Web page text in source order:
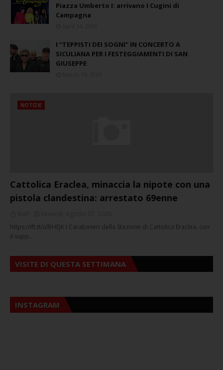
Piazza Umberto I: arrivano I Cugini di
Campagna
I “TEPPISTI DEI SOGNI” IN CONCERTO A
SICULIANA PER I FESTEGGIAMENTI DI SAN
GIUSEPPE
NOTIZIE
Cattolica Eraclea, minaccia la nipote con una
pistola clandestina: arrestato 69enne
https://ift.tt/ulBHEJK I Carabinieri della Stazione di Cattolica Eraclea, con
il supp…
VISITE DI QUESTA SETTIMANA
INSTAGRAM